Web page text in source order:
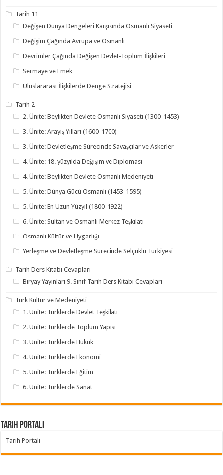
Tarih 11
Değişen Dünya Dengeleri Karşısında Osmanlı Siyaseti
Değişim Çağında Avrupa ve Osmanlı
Devrimler Çağında Değişen Devlet-Toplum İlişkileri
Sermaye ve Emek
Uluslararası İlişkilerde Denge Stratejisi
Tarih 2
2. Ünite: Beylikten Devlete Osmanlı Siyaseti (1300-1453)
3. Ünite: Arayış Yılları (1600-1700)
3. Ünite: Devletleşme Sürecinde Savaşçılar ve Askerler
4. Ünite: 18. yüzyılda Değişim ve Diplomasi
4. Ünite: Beylikten Devlete Osmanlı Medeniyeti
5. Ünite: Dünya Gücü Osmanlı (1453-1595)
5. Ünite: En Uzun Yüzyıl (1800-1922)
6. Ünite: Sultan ve Osmanlı Merkez Teşkilatı
Osmanlı Kültür ve Uygarlığı
Yerleşme ve Devletleşme Sürecinde Selçuklu Türkiyesi
Tarih Ders Kitabı Cevapları
Biryay Yayınları 9. Sınıf Tarih Ders Kitabı Cevapları
Türk Kültür ve Medeniyeti
1. Ünite: Türklerde Devlet Teşkilatı
2. Ünite: Türklerde Toplum Yapısı
3. Ünite: Türklerde Hukuk
4. Ünite: Türklerde Ekonomi
5. Ünite: Türklerde Eğitim
6. Ünite: Türklerde Sanat
Tarih Portalı
Tarih Portalı